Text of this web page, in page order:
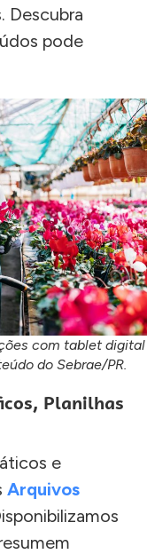
Descubra
pode
com tablet digital
do Sebrae/PR.
Planilhas
e
Arquivos